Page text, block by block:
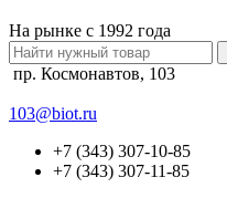
На рынке с 1992 года
пр. Космонавтов, 103
103@biot.ru
+7 (343) 307-10-85
+7 (343) 307-11-85